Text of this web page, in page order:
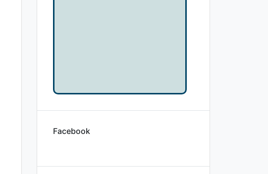
Facebook